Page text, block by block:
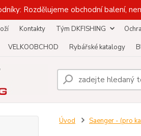
Rozdělujeme obchodní balení,
Kontakty Tým DKFISHING
VELKOOBCHOD Rybářské katalogy
Úvod Saenger - (pro